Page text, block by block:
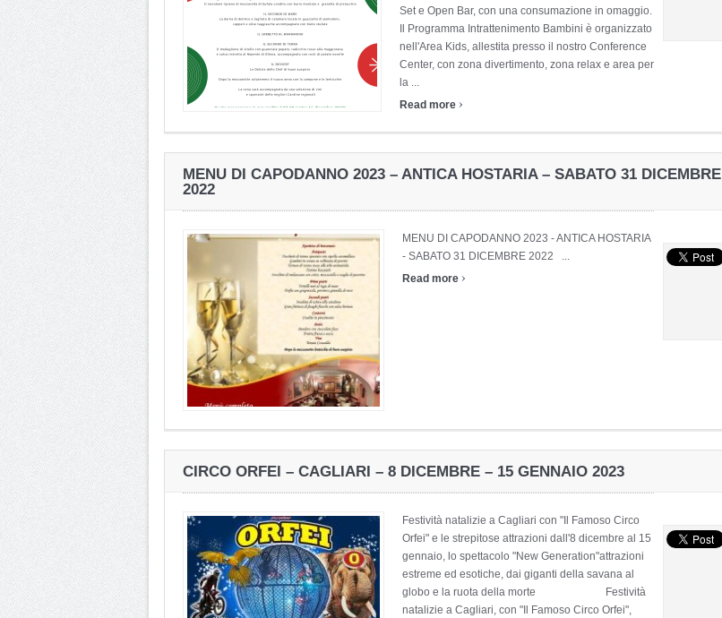
Set e Open Bar, con una consumazione in omaggio.
Il Programma Intrattenimento Bambini è organizzato
nell'Area Kids, allestita presso il nostro Conference
Center, con zona divertimento, zona relax e area per
la ...
Read more ›
MENU DI CAPODANNO 2023 – ANTICA HOSTARIA – SABATO 31 DICEMBRE
2022
MENU DI CAPODANNO 2023 - ANTICA HOSTARIA
- SABATO 31 DICEMBRE 2022 ...
Read more ›
CIRCO ORFEI – CAGLIARI – 8 DICEMBRE – 15 GENNAIO 2023
Festività natalizie a Cagliari con "Il Famoso Circo
Orfei" e le strepitose attrazioni dall'8 dicembre al 15
gennaio, lo spettacolo "New Generation"attrazioni
estreme ed esotiche, dai giganti della savana al
globo e la ruota della morte Festività
natalizie a Cagliari, con "Il Famoso Circo Orfei",